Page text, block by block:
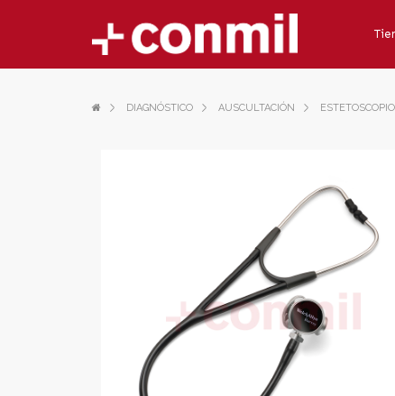
DIAGNÓSTICO AUSCULTACIÓN